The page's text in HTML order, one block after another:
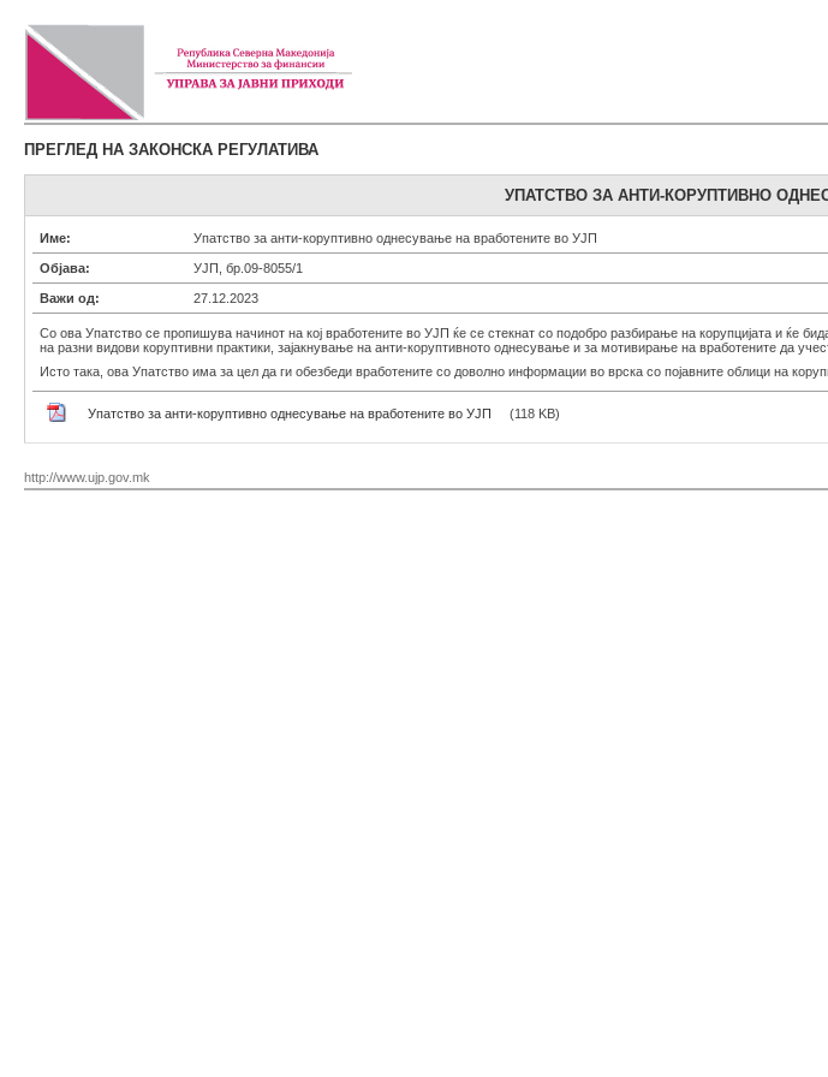
ПРЕГЛЕД НА ЗАКОНСКА РЕГУЛАТИВА
УПАТСТВО ЗА АНТИ-КОРУПТИВНО
Име: Упатство за анти-коруптивно однесување на вработените во УЈП
Објава: УЈП, бр.09-8055/1
Важи од: 27.12.2023
Со ова Упатство се пропишува начинот на кој вработените во УЈП ќе се стекнат со подобро разбирање на корупцијата и ќе
на разни видови коруптивни практики, зајакнување на анти-коруптивното однесување и за мотивирање на вработените да
Исто така, ова Упатство има за цел да ги обезбеди вработените со доволно информации во врска со појавните облици на
Упатство за анти-коруптивно однесување на вработените во УЈП (118 KB)
http://www.ujp.gov.mk